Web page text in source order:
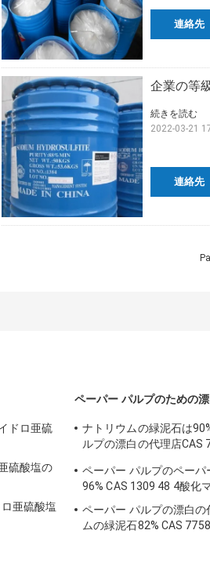
連絡先
企業の等
連絡先
続きを読む
2022-03-21
ドロ亜硫
硫酸塩の
亜硫酸塩
ペーパー パルプのための
ナトリウムの緑泥石は
ルプの漂白の代理店CAS
ペーパー パルプのペー
96% CAS 1309 48 4酸化
ペーパー パルプの漂白の
ムの緑泥石82% CAS